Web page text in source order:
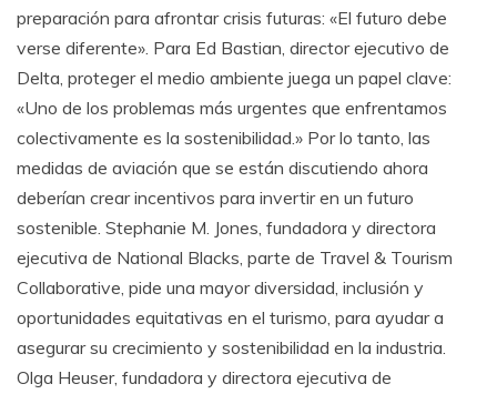
preparación para afrontar crisis futuras: «El futuro debe
verse diferente». Para Ed Bastian, director ejecutivo de
Delta, proteger el medio ambiente juega un papel clave:
«Uno de los problemas más urgentes que enfrentamos
colectivamente es la sostenibilidad.» Por lo tanto, las
medidas de aviación que se están discutiendo ahora
deberían crear incentivos para invertir en un futuro
sostenible. Stephanie M. Jones, fundadora y directora
ejecutiva de National Blacks, parte de Travel & Tourism
Collaborative, pide una mayor diversidad, inclusión y
oportunidades equitativas en el turismo, para ayudar a
asegurar su crecimiento y sostenibilidad en la industria.
Olga Heuser, fundadora y directora ejecutiva de